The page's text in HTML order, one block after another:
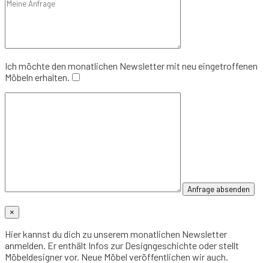
Ich möchte den monatlichen Newsletter mit neu eingetroffenen
Möbeln erhalten.
×
Hier kannst du dich zu unserem monatlichen Newsletter
anmelden. Er enthält Infos zur Designgeschichte oder stellt
Möbeldesigner vor. Neue Möbel veröffentlichen wir auch.